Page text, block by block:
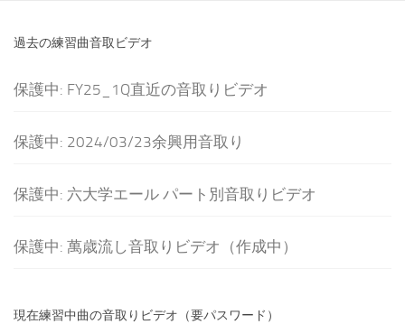
過去の練習曲音取ビデオ
保護中: FY25_1Q直近の音取りビデオ
保護中: 2024/03/23余興用音取り
保護中: 六大学エール パート別音取りビデオ
保護中: 萬歳流し音取りビデオ（作成中）
現在練習中曲の音取りビデオ（要パスワード）